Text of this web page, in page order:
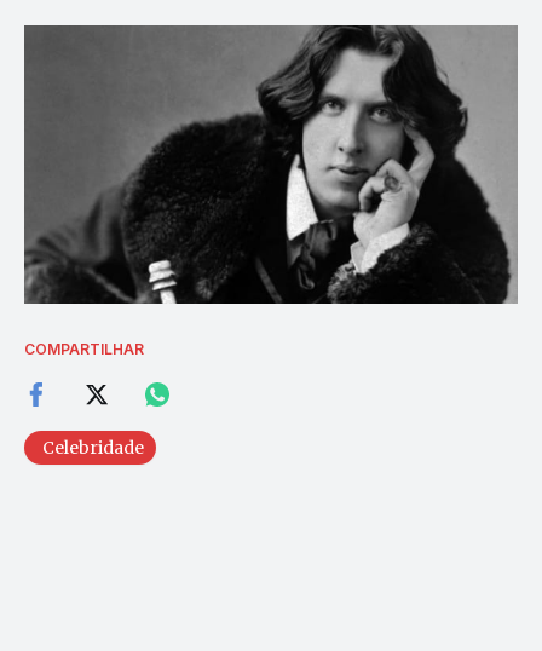
COMPARTILHAR
Celebridade